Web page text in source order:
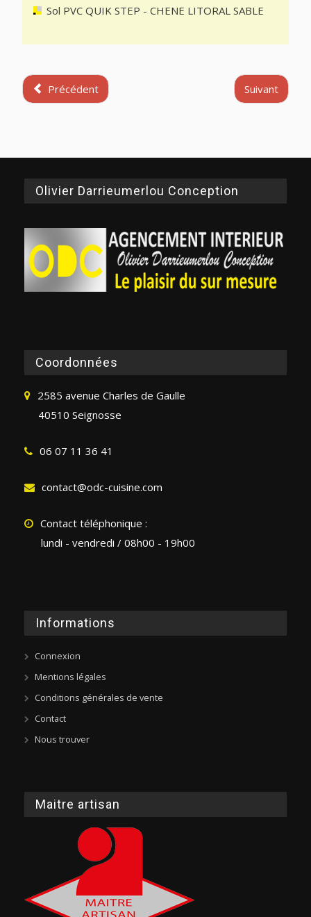
Sol PVC QUIK STEP - CHENE LITORAL SABLE
Précédent Suivant
Olivier Darrieumerlou Conception
Coordonnées
2585 avenue Charles de Gaulle
40510 Seignosse
06 07 11 36 41
contact@odc-cuisine.com
Contact téléphonique :
lundi - vendredi / 08h00 - 19h00
Informations
Connexion
Mentions légales
Conditions générales de vente
Contact
Nous trouver
Maitre artisan